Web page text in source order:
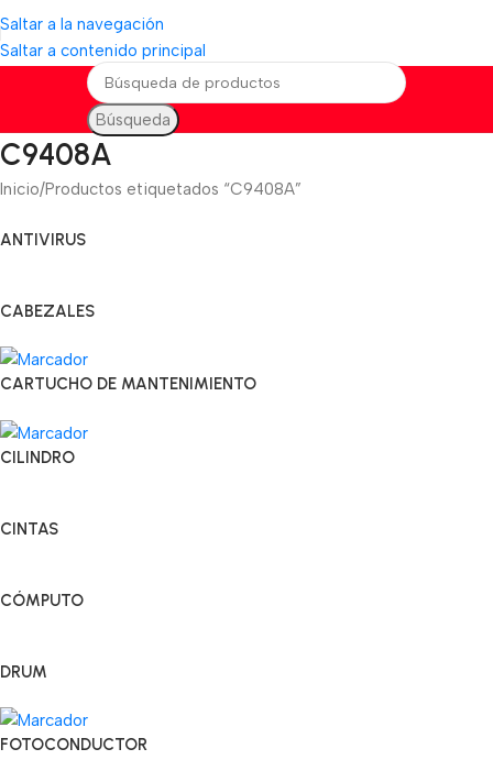
Saltar a la navegación
Saltar a contenido principal
Búsqueda
C9408A
Inicio Productos etiquetados “C9408A”
ANTIVIRUS
CABEZALES
CARTUCHO DE MANTENIMIENTO
CILINDRO
CINTAS
CÓMPUTO
DRUM
FOTOCONDUCTOR